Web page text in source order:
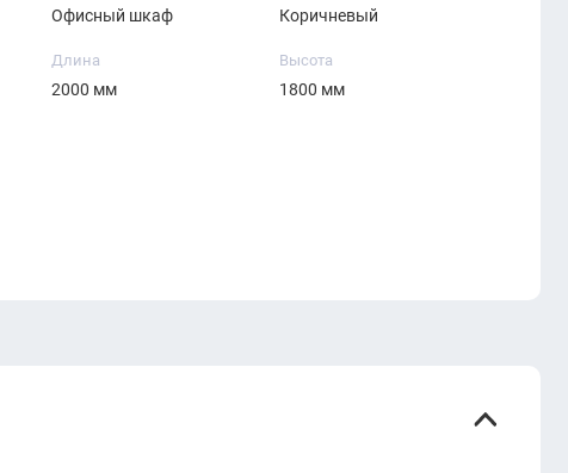
Офисный шкаф Коричневый
Длина
2000 мм
Высота
1800 мм